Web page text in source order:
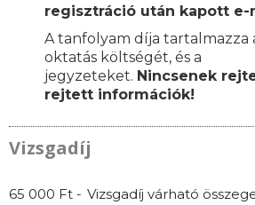
regisztráció után kapott e-
A tanfolyam díja tartalmazza
oktatás költségét, és a
jegyzeteket. Nincsenek
rejtett információk!
Vizsgadíj
65 000 Ft - Vizsgadíj várható